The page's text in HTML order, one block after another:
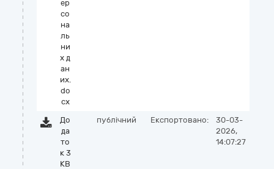
ер
со
на
ль
ни
х д
ан
их.
do
cx
До
да
то
к 3
КВ
публічний Експортовано:
30-03-
2026,
14:07:27